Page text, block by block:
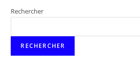
2025
Rechercher
RECHERCHER